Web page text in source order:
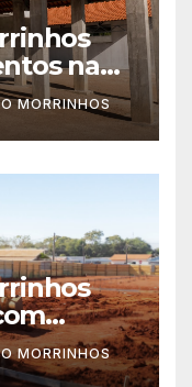
na
Escola
ritmo
forma.
MORRINHOS
MORRINHOS